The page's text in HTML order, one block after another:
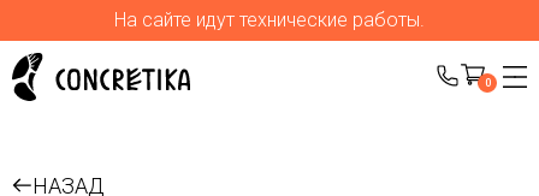
На сайте идут технические работы.
0
НАЗАД